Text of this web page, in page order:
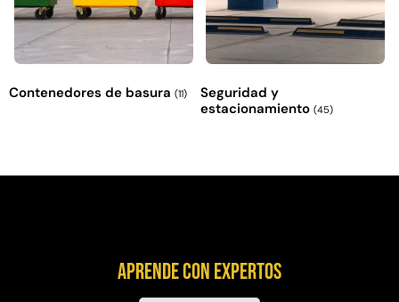
Contenedores de basura (11)
Seguridad y
estacionamiento (45)
Aprende con expertos